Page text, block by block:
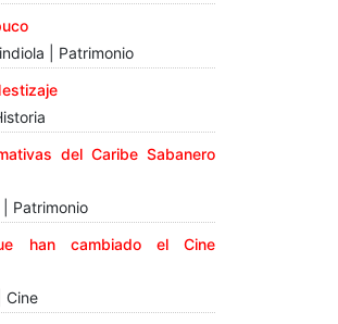
| Patrimonio
del Caribe Sabanero
Patrimonio
han cambiado el Cine
Cine